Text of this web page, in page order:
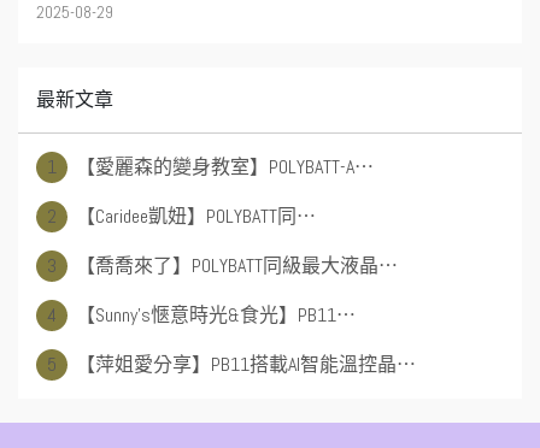
2025-08-29
最新文章
1
【愛麗森的變身教室】POLYBATT-A⋯
2
【Caridee凱妞】POLYBATT同⋯
3
【喬喬來了】POLYBATT同級最大液晶⋯
4
【Sunny's愜意時光&食光】PB11⋯
5
【萍姐愛分享】PB11搭載AI智能溫控晶⋯